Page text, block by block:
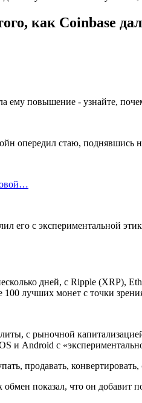
как Coinbase
опередил стаю, поднявшись
его с экспериментальной
дней, с Ripple (XRP),
лучших монет с точки
с рыночной
и Android с
продавать,
обмен показал, что он